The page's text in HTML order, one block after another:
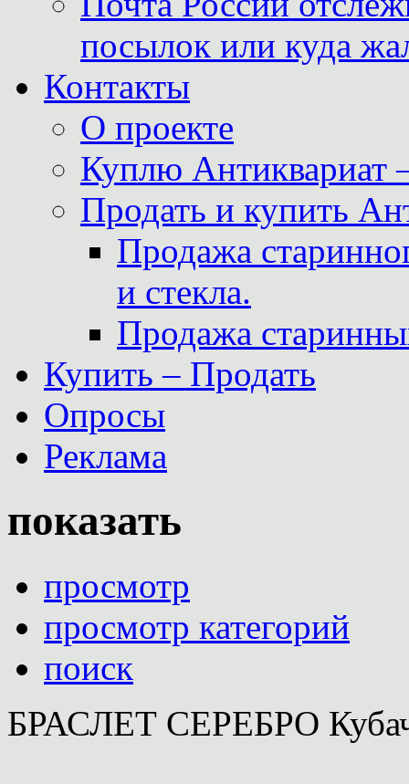
посылок или куда
Контакты
О проекте
Куплю Антиквариат
Продать и купить
Продажа
и стекла.
Продажа
Купить – Продать
Опросы
Реклама
показать
просмотр
просмотр категорий
поиск
БРАСЛЕТ СЕРЕБРО